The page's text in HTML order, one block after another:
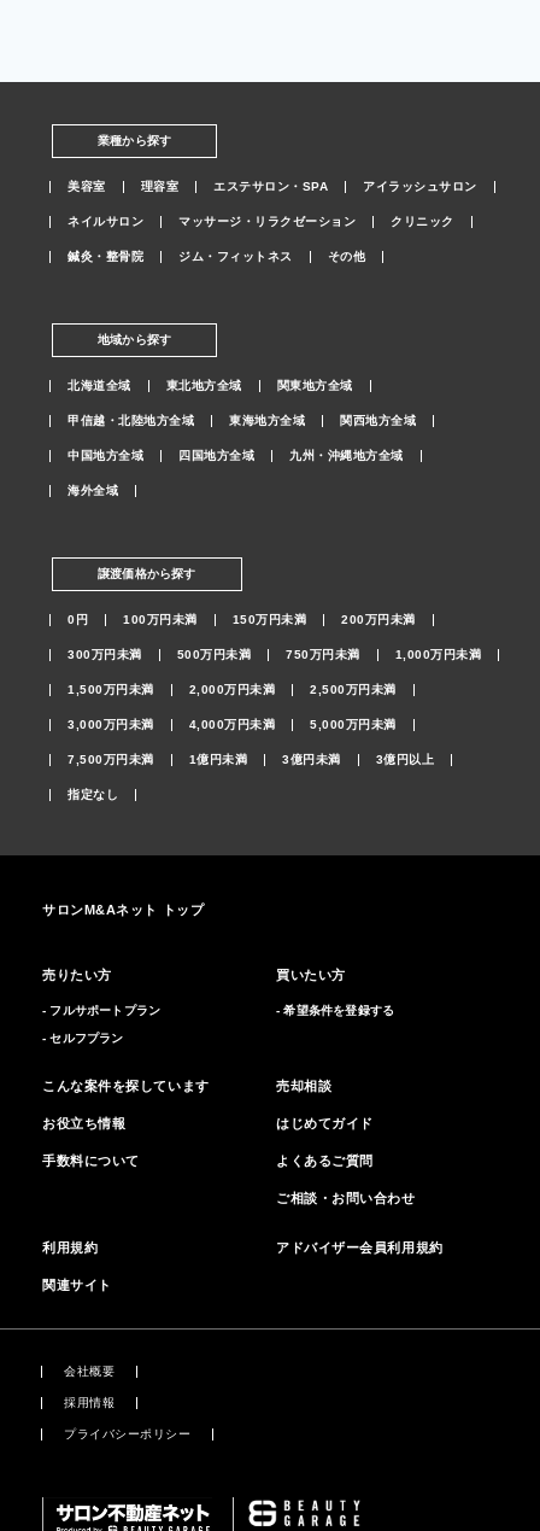
業種から探す
美容室 理容室 エステサロン・SPA アイラッシュサロン
ネイルサロン マッサージ・リラクゼーション クリニック
鍼灸・整骨院 ジム・フィットネス その他
地域から探す
北海道全域 東北地方全域 関東地方全域
甲信越・北陸地方全域 東海地方全域 関西地方全域
中国地方全域 四国地方全域 九州・沖縄地方全域
海外全域
譲渡価格から探す
0円 100万円未満 150万円未満 200万円未満
300万円未満 500万円未満 750万円未満 1,000万円未満
1,500万円未満 2,000万円未満 2,500万円未満
3,000万円未満 4,000万円未満 5,000万円未満
7,500万円未満 1億円未満 3億円未満 3億円以上
指定なし
サロンM&Aネット トップ
売りたい方
- フルサポートプラン
- セルフプラン
買いたい方
- 希望条件を登録する
こんな案件を探しています
お役立ち情報
手数料について
売却相談
はじめてガイド
よくあるご質問
ご相談・お問い合わせ
利用規約 アドバイザー会員利用規約
関連サイト
会社概要
採用情報
プライバシーポリシー